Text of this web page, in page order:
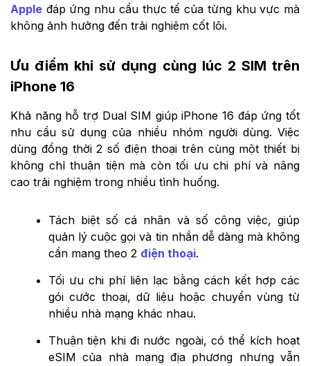
Apple đáp ứng nhu cầu thực tế của từng khu vực mà
không ảnh hưởng đến trải nghiệm cốt lõi.
Ưu điểm khi sử dụng cùng lúc 2 SIM trên
iPhone 16
Khả năng hỗ trợ Dual SIM giúp iPhone 16 đáp ứng tốt
nhu cầu sử dụng của nhiều nhóm người dùng. Việc
dùng đồng thời 2 số điện thoại trên cùng một thiết bị
không chỉ thuận tiện mà còn tối ưu chi phí và nâng
cao trải nghiệm trong nhiều tình huống.
Tách biệt số cá nhân và số công việc, giúp
quản lý cuộc gọi và tin nhắn dễ dàng mà không
cần mang theo 2 điện thoại.
Tối ưu chi phí liên lạc bằng cách kết hợp các
gói cước thoại, dữ liệu hoặc chuyển vùng từ
nhiều nhà mạng khác nhau.
Thuận tiện khi đi nước ngoài, có thể kích hoạt
eSIM của nhà mạng địa phương nhưng vẫn